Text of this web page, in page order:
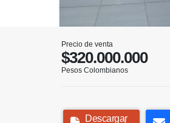
Precio de venta
$320.000.000
Pesos Colombianos
Descargar